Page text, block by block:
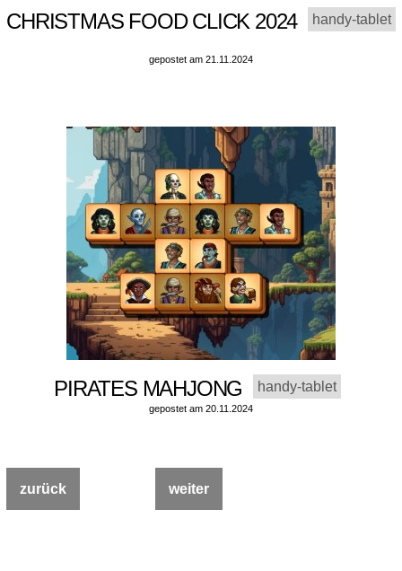
CHRISTMAS FOOD CLICK 2024 handy-tablet
gepostet am 21.11.2024
PIRATES MAHJONG handy-tablet
gepostet am 20.11.2024
zurück weiter